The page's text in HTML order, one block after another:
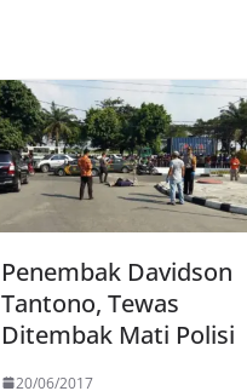
Penembak Davidson
Tantono, Tewas
Ditembak Mati Polisi
20/06/2017